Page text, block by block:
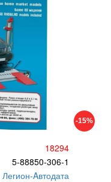
-15%
18294
5-88850-306-1
Легион-Aвтодата